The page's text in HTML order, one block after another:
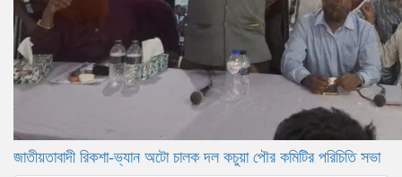
জাতীয়তাবাদী রিকশা-ভ্যান অটো চালক দল কচুয়া পৌর কমিটির পরিচিতি সভা